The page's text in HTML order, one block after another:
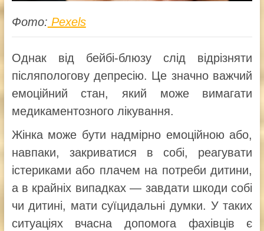
Фото: Pexels
Однак від бейбі-блюзу слід відрізняти
післяпологову депресію. Це значно важчий
емоційний стан, який може вимагати
медикаментозного лікування.
Жінка може бути надмірно емоційною або,
навпаки, закриватися в собі, реагувати
істериками або плачем на потреби дитини,
а в крайніх випадках — завдати шкоди собі
чи дитині, мати суїцидальні думки. У таких
ситуаціях вчасна допомога фахівців є